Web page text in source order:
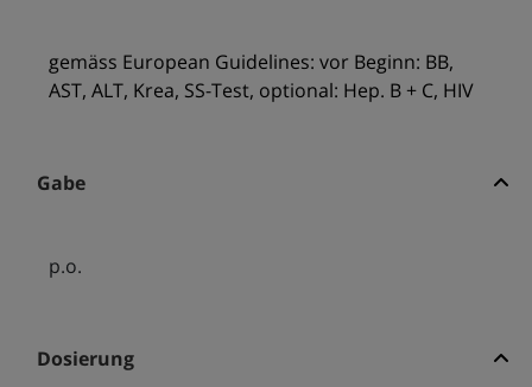
gemäss European Guidelines: vor Beginn: BB,
AST, ALT, Krea, SS-Test, optional: Hep. B + C, HIV
Gabe
p.o.
Dosierung